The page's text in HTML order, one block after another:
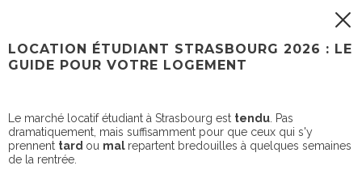
LOCATION ÉTUDIANT STRASBOURG 2026 : LE
GUIDE POUR VOTRE LOGEMENT
Le marché locatif étudiant à Strasbourg est tendu . Pas
dramatiquement, mais suffisamment pour que ceux qui s'y
prennent tard ou mal repartent bredouilles à quelques semaines
de la rentrée.